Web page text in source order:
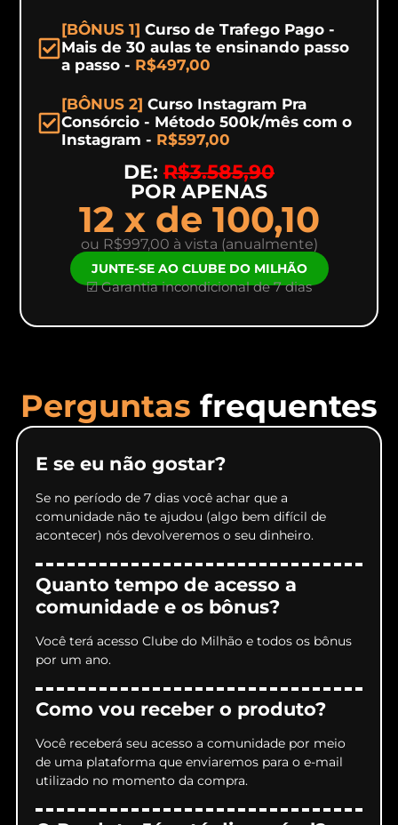
[BÔNUS 1] Curso de Trafego Pago -
Mais de 30 aulas te ensinando passo
a passo - R$497,00
[BÔNUS 2] Curso Instagram Pra
Consórcio - Método 500k/mês com o
Instagram - R$597,00
DE: R$3.585,90
POR APENAS
12 x de 100,10
ou R$997,00 à vista (anualmente)
JUNTE-SE AO CLUBE DO MILHÃO
☑ Garantia incondicional de 7 dias
Perguntas frequentes
E se eu não gostar?
Se no período de 7 dias você achar que a
comunidade não te ajudou (algo bem difícil de
acontecer) nós devolveremos o seu dinheiro.
Quanto tempo de acesso a
comunidade e os bônus?
Você terá acesso Clube do Milhão e todos os bônus
por um ano.
Como vou receber o produto?
Você receberá seu acesso a comunidade por meio
de uma plataforma que enviaremos para o e-mail
utilizado no momento da compra.